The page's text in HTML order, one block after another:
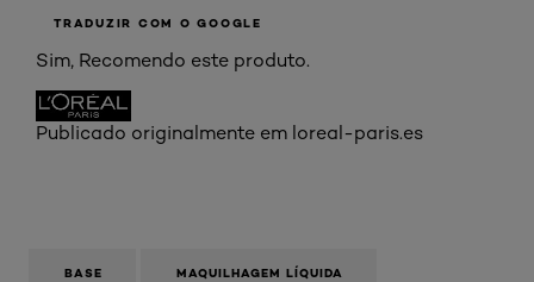
TRADUZIR COM O GOOGLE
Sim, Recomendo este produto.
Publicado originalmente em loreal-paris.es
BASE MAQUILHAGEM LÍQUIDA